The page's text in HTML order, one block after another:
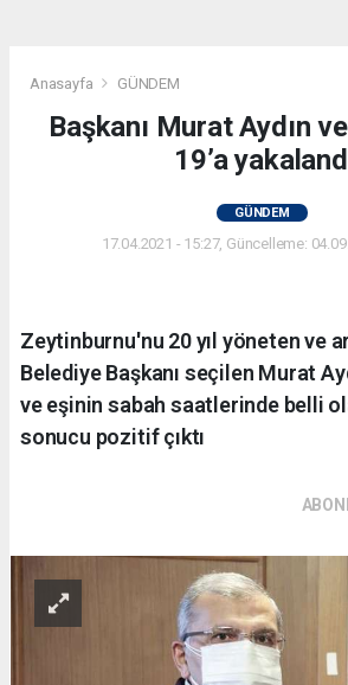
Anasayfa GÜNDEM
Başkanı Murat Aydın
19’a
GÜNDEM
17.04.2021 - 15:27, Güncelleme:
Zeytinburnu'nu 20 yıl yöneten ve
Belediye Başkanı seçilen Murat
ve eşinin sabah saatlerinde belli
sonucu pozitif çıktı